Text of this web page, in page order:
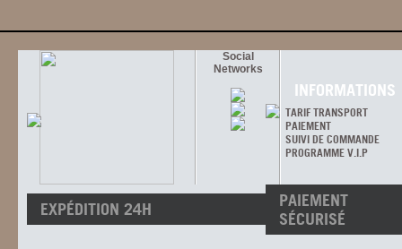
Social
Networks
INFORMATIONS
TARIF TRANSPORT
PAIEMENT
SUIVI DE COMMANDE
PROGRAMME V.I.P
EXPÉDITION 24H
PAIEMENT
SÉCURISÉ